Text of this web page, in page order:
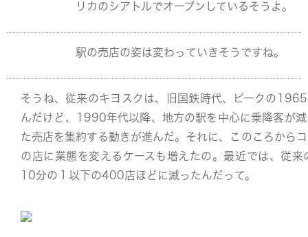
リカのシアトルでオープンしているそうよ。
駅の売店の姿は変わっていきそうですね。
そうね、従来のキヨスクは、旧国鉄時代、ピークの
んだけど、1990年代以降、地方の駅を中心に乗降客が
た売店を集約する動きが進んだ。それに、このころから
の店に業態を変えるケースも増えたの。最近では、従
10分の１以下の400店ほどに減ったんだって。